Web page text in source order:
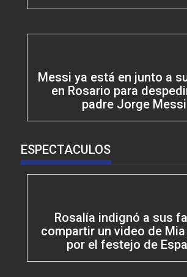
Messi ya está en junto a
en Rosario para
padre Jorge Messi
ESPECTACULOS
Rosalía indignó a sus
compartir un video de
por el festejo de